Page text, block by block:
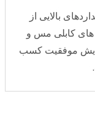
بالایی از
های کابلی مس و
موفقیت کسب